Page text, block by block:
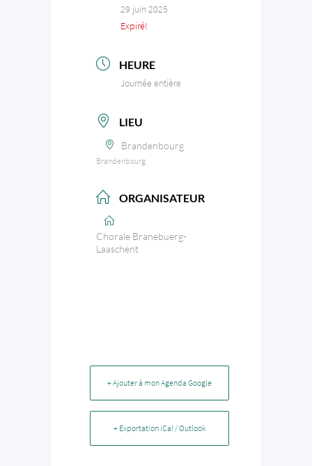
29 juin 2025
Expiré!
HEURE
Journée entière
LIEU
Brandenbourg
Brandenbourg
ORGANISATEUR
Chorale Branebuerg-
Laaschent
+ Ajouter à mon Agenda Google
+ Exportation iCal / Outlook